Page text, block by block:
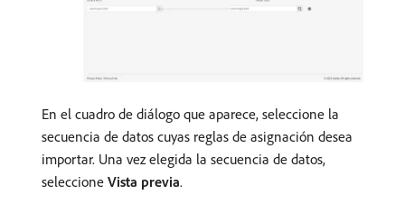
En el cuadro de diálogo que aparece, seleccione la
secuencia de datos cuyas reglas de asignación desea
importar. Una vez elegida la secuencia de datos,
seleccione Vista previa.